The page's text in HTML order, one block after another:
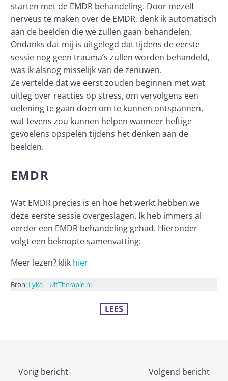
starten met de EMDR behandeling. Door mezelf
nerveus te maken over de EMDR, denk ik automatisch
aan de beelden die we zullen gaan behandelen.
Ondanks dat mij is uitgelegd dat tijdens de eerste
sessie nog geen trauma’s zullen worden behandeld,
was ik alsnog misselijk van de zenuwen.
Ze vertelde dat we eerst zouden beginnen met wat
uitleg over reacties op stress, om vervolgens een
oefening te gaan doen om te kunnen ontspannen,
wat tevens zou kunnen helpen wanneer heftige
gevoelens opspelen tijdens het denken aan de
beelden.
EMDR
Wat EMDR precies is en hoe het werkt hebben we
deze eerste sessie overgeslagen. Ik heb immers al
eerder een EMDR behandeling gehad. Hieronder
volgt een beknopte samenvatting:
Meer lezen? klik hier
Bron: Lyka – UitTherapie.nl
LEES
Vorig bericht Volgend bericht